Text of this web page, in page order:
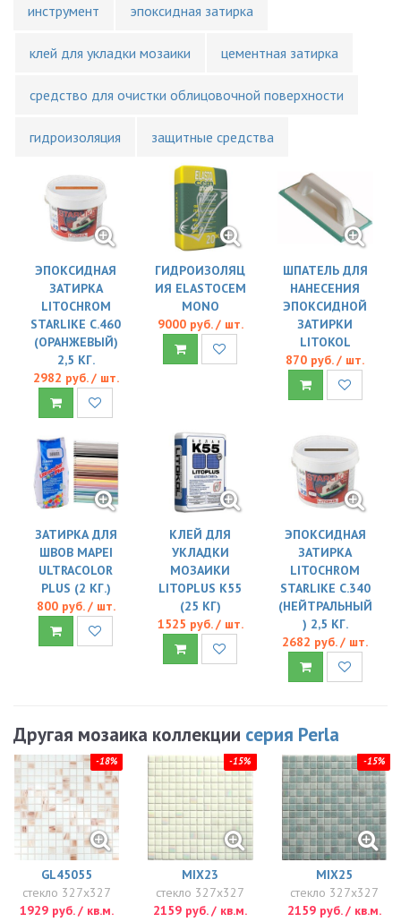
инструмент эпоксидная затирка
клей для укладки мозаики цементная затирка
средство для очистки облицовочной поверхности
гидроизоляция защитные средства
ЭПОКСИДНАЯ
ЗАТИРКА
LITOCHROM
STARLIKE C.460
(ОРАНЖЕВЫЙ)
2,5 КГ.
2982 руб. / шт.
ГИДРОИЗОЛЯЦ
ИЯ ELASTOCEM
MONO
9000 руб. / шт.
ШПАТЕЛЬ ДЛЯ
НАНЕСЕНИЯ
ЭПОКСИДНОЙ
ЗАТИРКИ
LITOKOL
870 руб. / шт.
ЗАТИРКА ДЛЯ
ШВОВ MAPEI
ULTRACOLOR
PLUS (2 КГ.)
800 руб. / шт.
КЛЕЙ ДЛЯ
УКЛАДКИ
МОЗАИКИ
LITOPLUS K55
(25 КГ)
1525 руб. / шт.
ЭПОКСИДНАЯ
ЗАТИРКА
LITOCHROM
STARLIKE C.340
(НЕЙТРАЛЬНЫЙ
) 2,5 КГ.
2682 руб. / шт.
Другая мозаика коллекции серия Perla
-18%
GL45055
стекло 327x327
1929 руб. / кв.м.
-15%
MIX23
стекло 327x327
2159 руб. / кв.м.
-15%
MIX25
стекло 327x327
2159 руб. / кв.м.